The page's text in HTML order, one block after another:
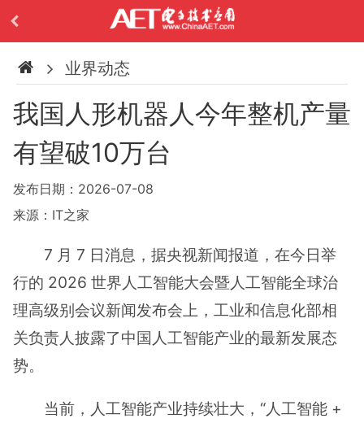
业界动态
我国人形机器人今年整机产量
有望破10万台
发布日期：2026-07-08
来源：IT之家
7 月 7 日消息，据央视新闻报道，在今日举
行的 2026 世界人工智能大会暨人工智能全球治
理高级别会议新闻发布会上，工业和信息化部相
关负责人披露了中国人工智能产业的最新发展态
势。
当前，人工智能产业持续壮大，“人工智能 +